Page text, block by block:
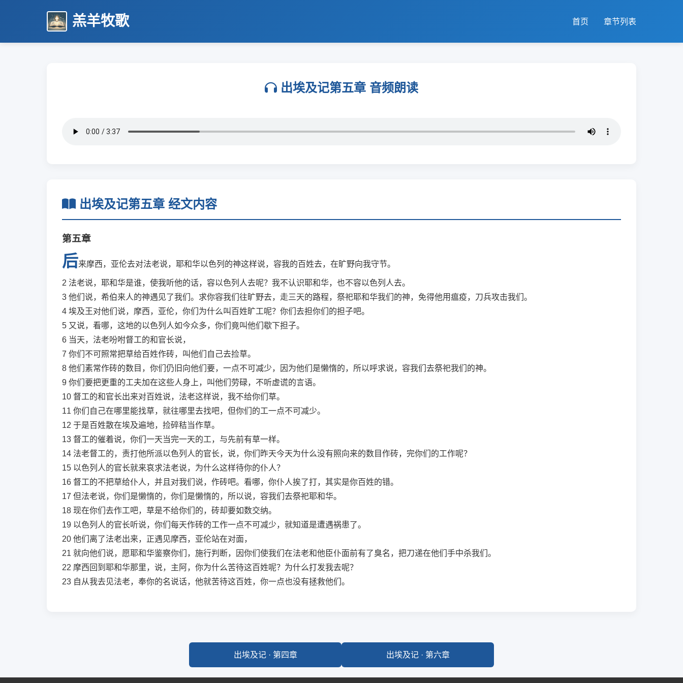
羔羊牧歌 首页 章节列表
出埃及记第五章 音频朗读
出埃及记第五章 经文内容
第五章
后来摩西，亚伦去对法老说，耶和华以色列的神这样说，容我的百姓去，在旷野向我守节。
2 法老说，耶和华是谁，使我听他的话，容以色列人去呢？我不认识耶和华，也不容以色列人去。
3 他们说，希伯来人的神遇见了我们。求你容我们往旷野去，走三天的路程，祭祀耶和华我们的神，免得他用瘟疫，刀兵攻击我们。
4 埃及王对他们说，摩西，亚伦，你们为什么叫百姓旷工呢？你们去担你们的担子吧。
5 又说，看哪，这地的以色列人如今众多，你们竟叫他们歇下担子。
6 当天，法老吩咐督工的和官长说，
7 你们不可照常把草给百姓作砖，叫他们自己去捡草。
8 他们素常作砖的数目，你们仍旧向他们要，一点不可减少，因为他们是懒惰的，所以呼求说，容我们去祭祀我们的神。
9 你们要把更重的工夫加在这些人身上，叫他们劳碌，不听虚谎的言语。
10 督工的和官长出来对百姓说，法老这样说，我不给你们草。
11 你们自己在哪里能找草，就往哪里去找吧，但你们的工一点不可减少。
12 于是百姓散在埃及遍地，捡碎秸当作草。
13 督工的催着说，你们一天当完一天的工，与先前有草一样。
14 法老督工的，责打他所派以色列人的官长，说，你们昨天今天为什么没有照向来的数目作砖，完你们的工作呢？
15 以色列人的官长就来哀求法老说，为什么这样待你的仆人？
16 督工的不把草给仆人，并且对我们说，作砖吧。看哪，你仆人挨了打，其实是你百姓的错。
17 但法老说，你们是懒惰的，你们是懒惰的，所以说，容我们去祭祀耶和华。
18 现在你们去作工吧，草是不给你们的，砖却要如数交纳。
19 以色列人的官长听说，你们每天作砖的工作一点不可减少，就知道是遭遇祸患了。
20 他们离了法老出来，正遇见摩西，亚伦站在对面，
21 就向他们说，愿耶和华鉴察你们，施行判断，因你们使我们在法老和他臣仆面前有了臭名，把刀递在他们手中杀我们。
22 摩西回到耶和华那里，说，主阿，你为什么苦待这百姓呢？为什么打发我去呢？
23 自从我去见法老，奉你的名说话，他就苦待这百姓，你一点也没有拯救他们。
出埃及记 · 第四章 出埃及记 · 第六章